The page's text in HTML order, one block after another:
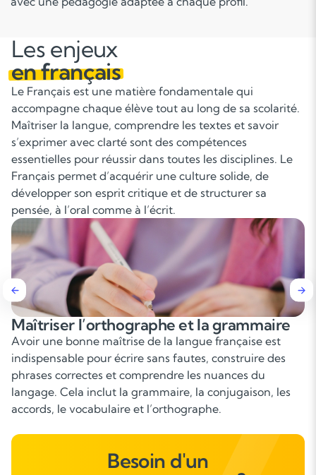
Les enjeux
en français
Le Français est une matière fondamentale qui
accompagne chaque élève tout au long de sa scolarité.
Maîtriser la langue, comprendre les textes et savoir
s’exprimer avec clarté sont des compétences
essentielles pour réussir dans toutes les disciplines. Le
Français permet d’acquérir une culture solide, de
développer son esprit critique et de structurer sa
pensée, à l’oral comme à l’écrit.
Améliorer l’expression écrite et orale
Le Français prend également une place importante
dans la prise de parole : exposés, oraux du brevet et
baccalauréat, argumentation, lecture expressive.
s’exprimer clairement, convaincre et structurer ses
propos est un véritable atout pour l’avenir.
Besoin d'un